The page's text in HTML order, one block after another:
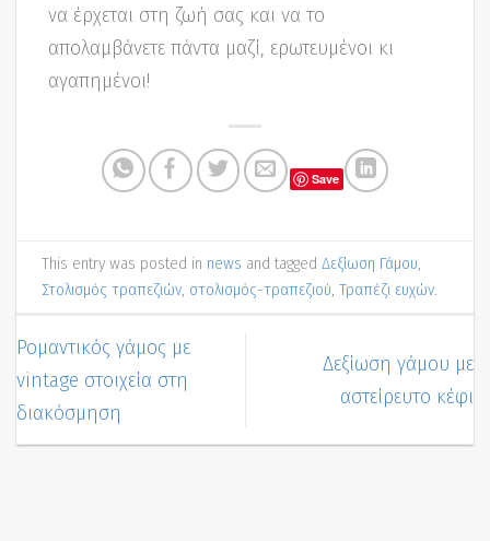
να έρχεται στη ζωή σας και να το
απολαμβάνετε πάντα μαζί, ερωτευμένοι κι
αγαπημένοι!
Save
This entry was posted in news and taggedΔεξίωση Γάμου,
Στολισμός τραπεζιών, στολισμός-τραπεζιού,Τραπέζι ευχών.
Ρομαντικός γάμος με
vintage στοιχεία στη
διακόσμηση
Δεξίωση γάμου με
αστείρευτο κέφι